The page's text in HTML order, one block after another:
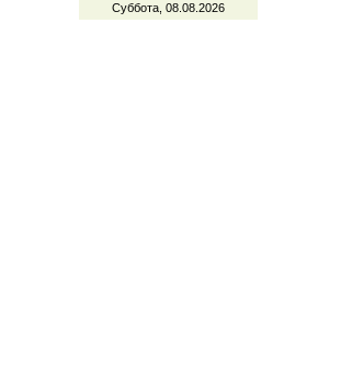
Суббота, 08.08.2026